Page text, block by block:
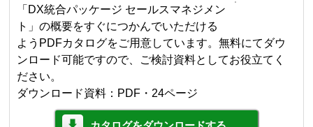
「DX統合パッケージ セールスマネジメン
ト」の概要をすぐにつかんでいただける
ようPDFカタログをご用意しています。無料にてダウ
ンロード可能ですので、ご検討資料としてお役立てく
ださい。
ダウンロード資料：PDF・24ページ